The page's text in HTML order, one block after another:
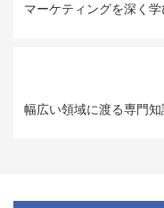
マーケティングを深く
幅広い領域に渡る専門